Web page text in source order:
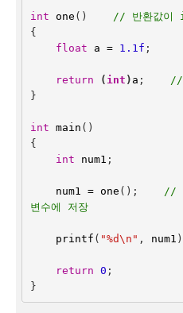
int one ()
// 반환값이
{
float
a = 1.1f ;
return ( int ) a ;
//
}
int main ()
{
int
num1 ;
num1 = one ();
//
변수에 저장
printf ( "%d\n " , num1
return 0 ;
}